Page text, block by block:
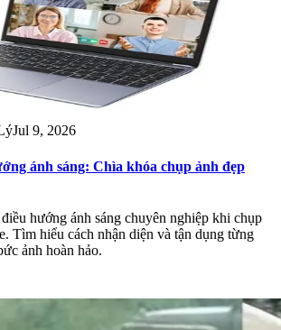
Jul 9, 2026
ánh sáng: Chìa khóa chụp ảnh đẹp
hướng ánh sáng chuyên nghiệp khi chụp
Tìm hiểu cách nhận diện và tận dụng từng
ảnh hoàn hảo.